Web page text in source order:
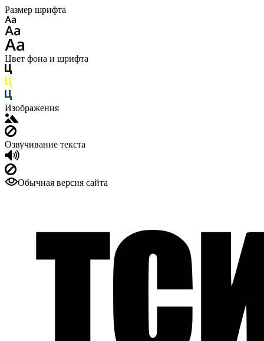
Размер шрифта
Цвет фона и шрифта
Изображения
Озвучивание текста
Обычная версия сайта